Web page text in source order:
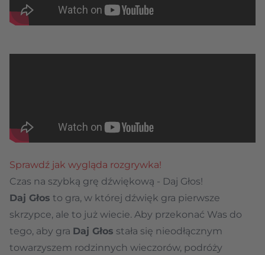
Sprawdź jak wygląda rozgrywka!
Czas na szybką grę dźwiękową - Daj Głos!
Daj Głos to gra, w której dźwięk gra pierwsze
skrzypce, ale to już wiecie. Aby przekonać Was do
tego, aby gra Daj Głos stała się nieodłącznym
towarzyszem rodzinnych wieczorów, podróży